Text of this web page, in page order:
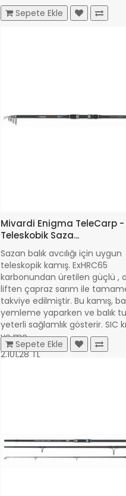
0,00 TLSepete Ekle
Mivardi Enigma TeleCarp -
Teleskobik Saza...
Sazan balık avcılığı için uygun
teleskopik kamış. ExHRC65
karbonundan üretilen güçlü ,
liften çapraz sarım ile
takviye edilmiştir. Bu kamış,
yemleme yaparken ve balık
yeterli sağlamlık gösterir. SIC
ve mo..
2.101,28 TL
Sepete Ekle